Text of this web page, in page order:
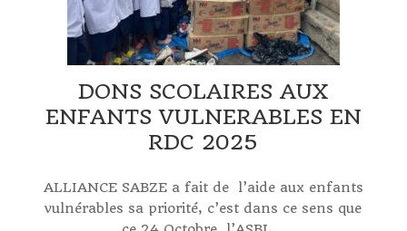
DONS SCOLAIRES AUX
ENFANTS VULNERABLES EN
RDC 2025
ALLIANCE SABZE a fait de l’aide aux enfants
vulnérables sa priorité, c’est dans ce sens que